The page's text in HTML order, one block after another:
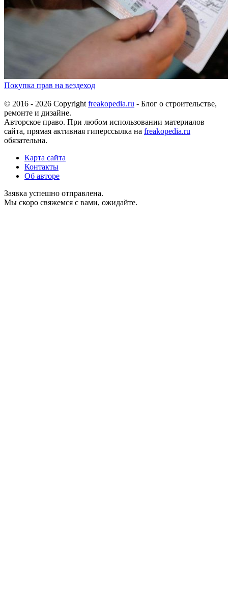
Покупка прав на вездеход
© 2016 - 2026 Copyright freakopedia.ru - Блог о строительстве,
ремонте и дизайне.
Авторское право. При любом использовании материалов
сайта, прямая активная гиперссылка на freakopedia.ru
обязательна.
Карта сайта
Контакты
Об авторе
Заявка успешно отправлена.
Мы скоро свяжемся с вами, ожидайте.